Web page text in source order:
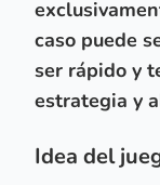
caso puede
ser rápido y
estrategia y
Idea del